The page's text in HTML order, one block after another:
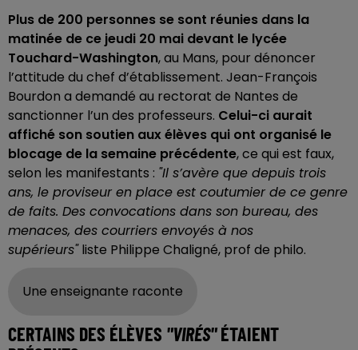
Plus de 200 personnes se sont réunies dans la
matinée de ce jeudi 20 mai devant le lycée
Touchard-Washington, au Mans, pour dénoncer
l’attitude du chef d’établissement. Jean-François
Bourdon a demandé au rectorat de Nantes de
sanctionner l’un des professeurs. Celui-ci aurait
affiché son soutien aux élèves qui ont organisé le
blocage de la semaine précédente, ce qui est faux,
selon les manifestants : "Il s’avère que depuis trois
ans, le proviseur en place est coutumier de ce genre
de faits. Des convocations dans son bureau, des
menaces, des courriers envoyés à nos
supérieurs"liste Philippe Chaligné, prof de philo.
Une enseignante raconte
CERTAINS DES ÉLÈVES "VIRÉS"ÉTAIENT